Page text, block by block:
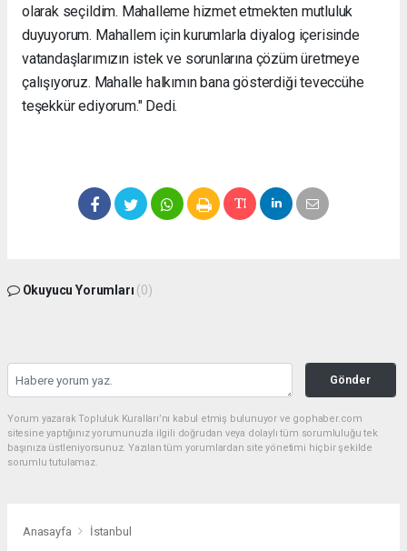
olarak seçildim. Mahalleme hizmet etmekten mutluluk
duyuyorum. Mahallem için kurumlarla diyalog içerisinde
vatandaşlarımızın istek ve sorunlarına çözüm üretmeye
çalışıyoruz. Mahalle halkımın bana gösterdiği teveccühe
teşekkür ediyorum." Dedi.
Okuyucu Yorumları (0)
Gönder
Yorum yazarak Topluluk Kuralları’nı kabul etmiş bulunuyor ve gophaber.com
sitesine yaptığınız yorumunuzla ilgili doğrudan veya dolaylı tüm sorumluluğu tek
başınıza üstleniyorsunuz. Yazılan tüm yorumlardan site yönetimi hiçbir şekilde
sorumlu tutulamaz.
Anasayfa İstanbul